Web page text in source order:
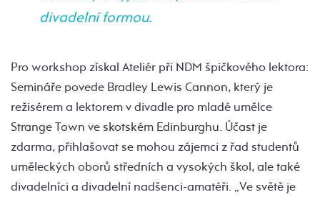
divadelní formou.
Pro workshop získal Ateliér při NDM špičkového lektora:
Semináře povede Bradley Lewis Cannon, který je
režisérem a lektorem v divadle pro mladé umělce
Strange Town ve skotském Edinburghu. Účast je
zdarma, přihlašovat se mohou zájemci z řad studentů
uměleckých oborů středních a vysokých škol, ale také
divadelníci a divadelní nadšenci-amatéři. „Ve světě je